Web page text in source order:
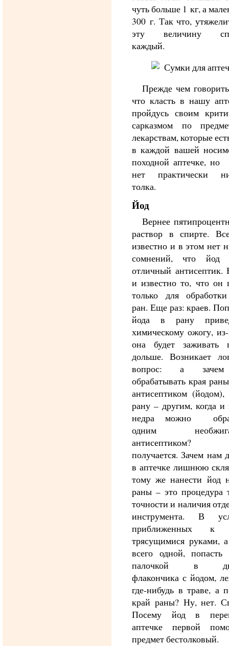
чуть больше 1 кг, а
300 г. Так что,
эту величину
каждый.
Прежде чем
что класть в нашу
пройдусь своим
сарказмом по
лекарствам, которые
в каждой вашей
походной аптечке, но
нет практически
толка.
Йод
Вернее
раствор в спирте.
известно и в этом нет
сомнений, что йод
отличный
и известно то, что он
только для
ран. Еще раз: краев.
йода в рану
химическому ожогу, из-
она будет заживать
дольше. Возникает
вопрос: а
обрабатывать края
антисептиком
рану – другим, когда и
недра можно
одним
антисептиком?
получается. Зачем нам
в аптечке лишнюю
тому же нанести йод
раны – это процедура
точности и наличия
инструмента. В
приближенных к
трясущимися руками,
всего одной, попасть
палочкой в
флакончика с йодом,
где-нибудь в траве, а
край раны? Ну, нет.
Посему йод в
аптечке первой
предмет бестолковый.